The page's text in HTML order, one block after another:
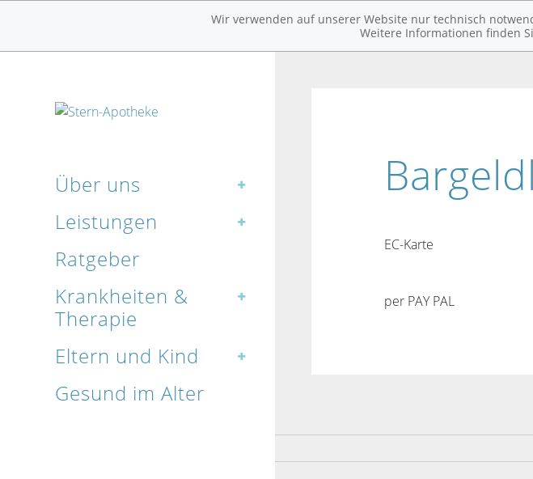
Wir verwenden auf unserer Website nur technisch
Weitere Informationen finden
Über uns
Leistungen
Ratgeber
Krankheiten &
Therapie
Eltern und Kind
Gesund im Alter
EC-Karte
per PAY PAL